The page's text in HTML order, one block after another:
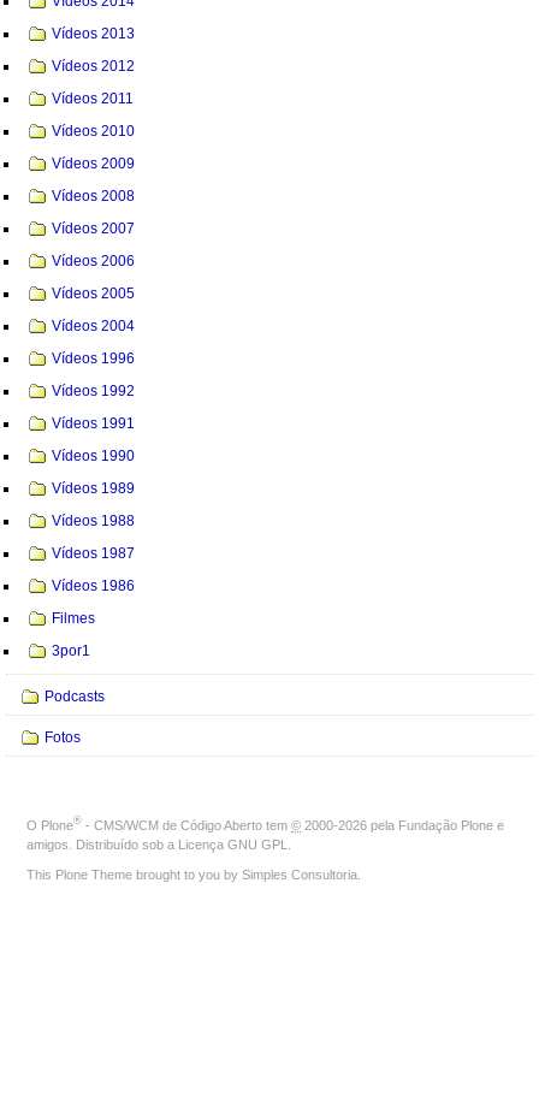
Vídeos 2013
Vídeos 2012
Vídeos 2011
Vídeos 2010
Vídeos 2009
Vídeos 2008
Vídeos 2007
Vídeos 2006
Vídeos 2005
Vídeos 2004
Vídeos 1996
Vídeos 1992
Vídeos 1991
Vídeos 1990
Vídeos 1989
Vídeos 1988
Vídeos 1987
Vídeos 1986
Filmes
3por1
Podcasts
Fotos
O Plone® - CMS/WCM de Código Aberto tem © 2000-2026 pela Fundação Plone e
amigos. Distribuído sob a Licença GNU GPL
This Plone Theme brought to you by Simples Consultoria